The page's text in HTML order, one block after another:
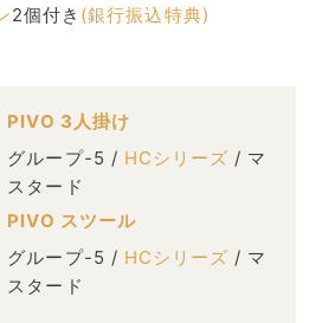
2個付き (銀行振込特典)
PIVO 3人掛け
グループ-5 / HCシリーズ / マ
スタード
PIVO スツール
グループ-5 / HCシリーズ / マ
スタード